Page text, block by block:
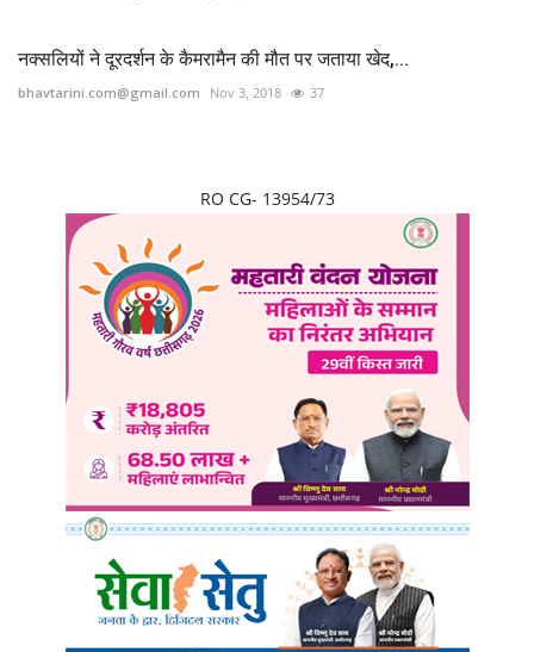
नक्सलियों ने दूरदर्शन के कैमरामैन की मौत पर जताया खेद,...
bhavtarini.com@gmail.com Nov 3, 2018 37
RO CG- 13954/73